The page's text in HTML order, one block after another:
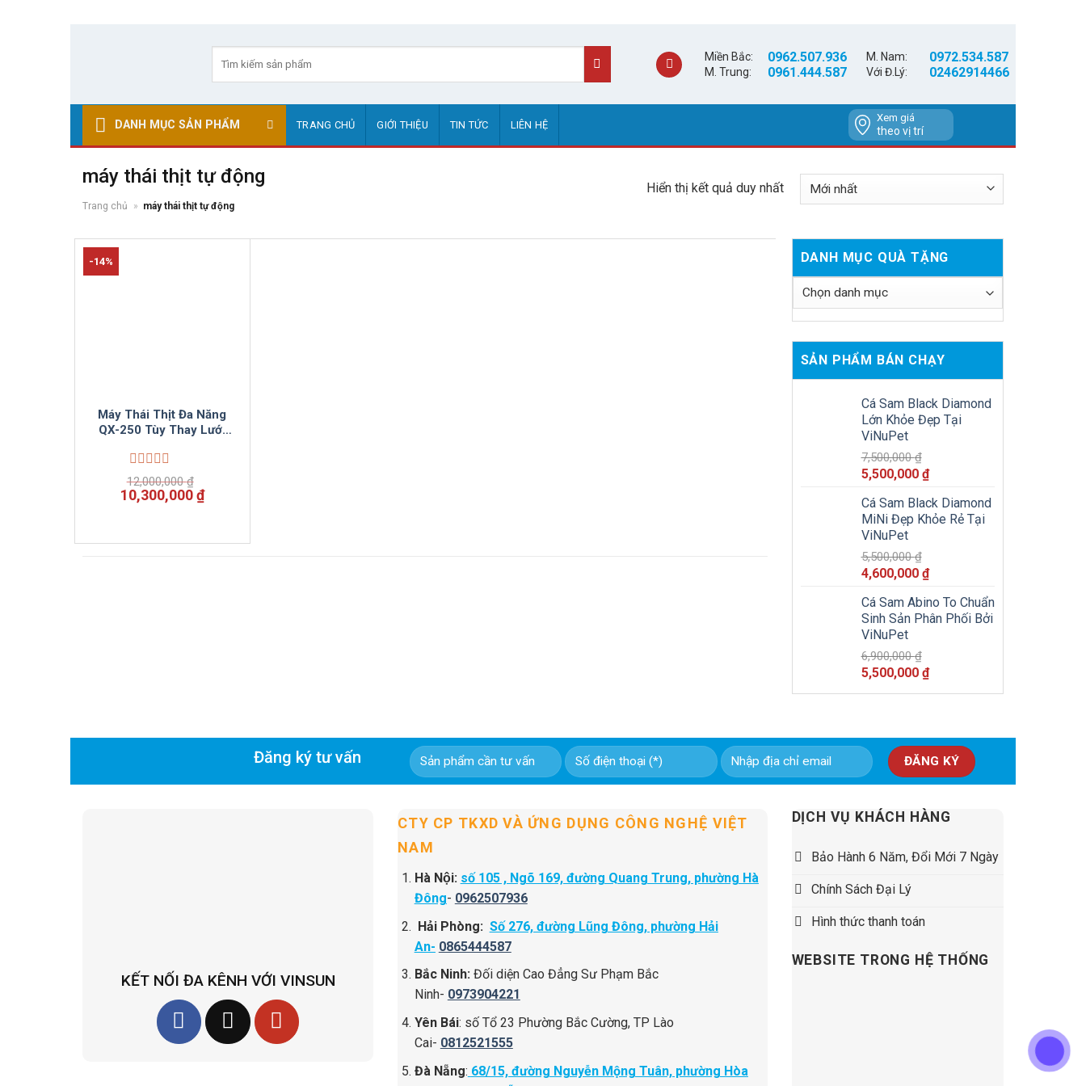
kiếm:
Miền Bắc: 0962.507.936 M. Nam: 0972.534.587
M. Trung: 0961.444.587 Với Đ.Lý: 02462914466
DANH MỤC SẢN PHẨM TRANG CHỦ GIỚI THIỆU TIN TỨC LIÊN HỆ
Xem giá
theo vị trí
máy thái thịt tự động
Trang chủ » máy thái thịt tự động
Hiển thị kết quả duy nhất
-14%
Máy Thái Thịt Đa Năng
QX-250 Tùy Thay Lưới
Được
xếp
hạng
sao
12,000,000₫
Giá
gốc
10,300,000₫Giá
hiện
DANH MỤC QUÀ TẶNG
SẢN PHẨM BÁN CHẠY
Cá Sam Black Diamond
Lớn Khỏe Đẹp Tại
ViNuPet
7,500,000₫
Giá
là:
7,500,000 ₫.
5,500,000 ₫Giá
tại
là:
Cá Sam Black Diamond
MiNi Đẹp Khỏe Rẻ Tại
ViNuPet
5,500,000₫
Giá
là:
5,500,000 ₫.
4,600,000 ₫Giá
tại
là:
Cá Sam Abino To Chuẩn
Sinh Sản Phân Phối Bởi
ViNuPet
6,900,000₫
Giá
5,500,000 ₫Giá
5,500,000 ₫.
Đăng ký tư vấn
KẾT NỐI ĐA KÊNH VỚI VINSUN
CTY CP TKXD VÀ ỨNG DỤNG CÔNG NGHỆ VIỆT
NAM
Hà Nội: số 105 , Ngõ 169, đường Quang Trung, phường Hà
Đông- 0962507936
Hải Phòng: Số 276, đường Lũng Đông, phường Hải
An- 0865444587
Bắc Ninh: Đối diện Cao Đẳng Sư Phạm Bắc
Ninh- 0973904221
Yên Bái: số Tổ 23 Phường Bắc Cường, TP Lào
Cai- 0812521555
Đà Nẵng: 68/15, đường Nguyễn Mộng Tuân, phường Hòa
DỊCH VỤ KHÁCH HÀNG
Bảo Hành 6 Năm, Đổi Mới 7 Ngày
Chính Sách Đại Lý
Hình thức thanh toán
WEBSITE TRONG HỆ THỐNG